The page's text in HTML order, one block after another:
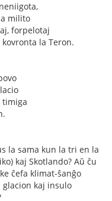
milito
forpelotaj
la Teron.
timiga
la sama kun la tri en la
kaj Skotlando? Aŭ ĉu
ĉefa klimat-ŝanĝo
glacion kaj insulo